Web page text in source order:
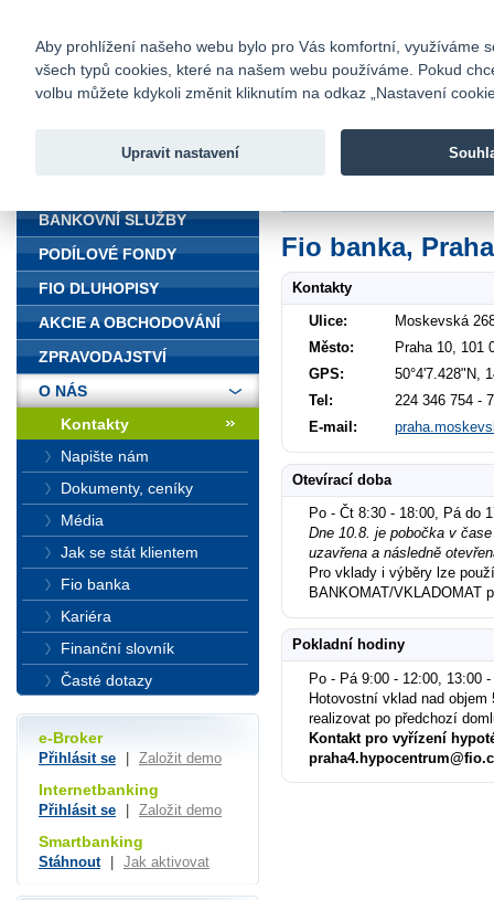
Fio banka
Fio banka
Fio banka,
Kontakty
Ulice:
Moskevská
Město:
Praha 10, 101
GPS:
50°4'7.428"N,
Tel:
224 346 754 -
E-mail:
Otevírací doba
Po - Čt 8:30 - 18:00, Pá do
Dne 10.8. je pobočka v
uzavřena a následně
Pro vklady i výběry lze
BANKOMAT/VKLADOMAT
Pokladní hodiny
Po - Pá 9:00 - 12:00, 13:00
Hotovostní vklad nad objem
realizovat po předchozí
Kontakt pro vyřízení
BANKOVNÍ SLUŽBY
PODÍLOVÉ FONDY
FIO DLUHOPISY
AKCIE A OBCHODOVÁNÍ
ZPRAVODAJSTVÍ
O NÁS
Kontakty
Napište nám
Dokumenty, ceníky
Média
Jak se stát klientem
Fio banka
Kariéra
Finanční slovník
Časté dotazy
e-Broker
Přihlásit se Založit demo
Internetbanking
Přihlásit se Založit demo
Smartbanking
Stáhnout Jak aktivovat
Aby prohlížení našeho webu bylo pro Vás komfortní, využíváme
všech typů cookies, které na našem webu používáme. Pokud
volbu můžete kdykoli změnit kliknutím na odkaz „Nastavení
Upravit nastavení